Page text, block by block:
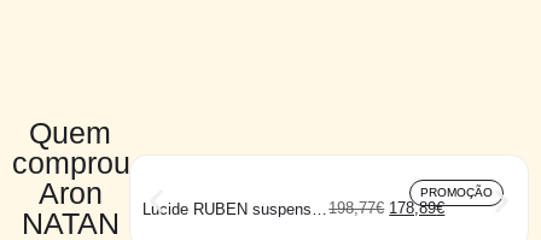
Quem
comprou
Aron
NATAN
PROMOÇÃO
Lucide RUBEN suspensão 198,77€ 178,89€